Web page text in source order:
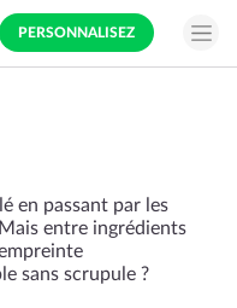
PERSONNALISEZ
en passant par les
entre ingrédients
sans scrupule ?